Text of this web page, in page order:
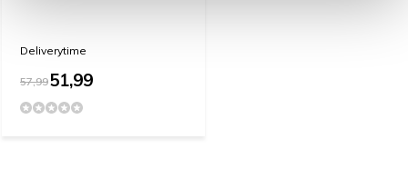
Deliverytime
57,9951,99